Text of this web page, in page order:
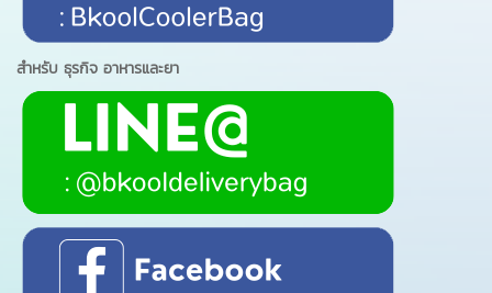
สำหรับ ธุรกิจ อาหารและยา